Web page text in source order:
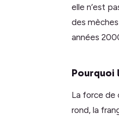
elle n’est
des
années
Pourquoi
La force de
rond, la